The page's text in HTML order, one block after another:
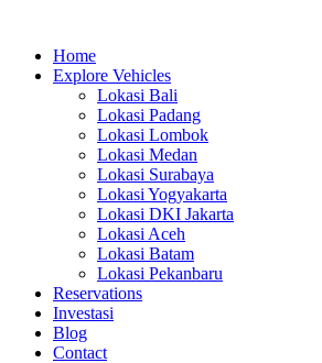
contentHome
Explore Vehicles
Lokasi Bali
Lokasi Padang
Lokasi Lombok
Lokasi Medan
Lokasi Surabaya
Lokasi Yogyakarta
Lokasi DKI Jakarta
Lokasi Aceh
Lokasi Batam
Lokasi Pekanbaru
Reservations
Investasi
Blog
Contact